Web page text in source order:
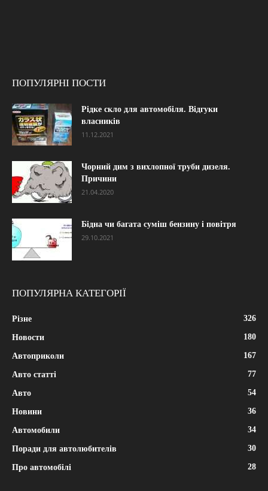
ПОПУЛЯРНІ ПОСТИ
Рідке скло для автомобіля. Відгуки
власників
11.12.2021
Чорний дим з вихлопної труби дизеля.
Причини
21.04.2020
Бідна чи багата суміш бензину і повітря
29.10.2021
ПОПУЛЯРНА КАТЕГОРІЇ
Різне 326
Новости 180
Автоприколи 167
Авто статті 77
Авто 54
Новини 36
Автомобили 34
Поради для автолюбителів 30
Про автомобілі 28